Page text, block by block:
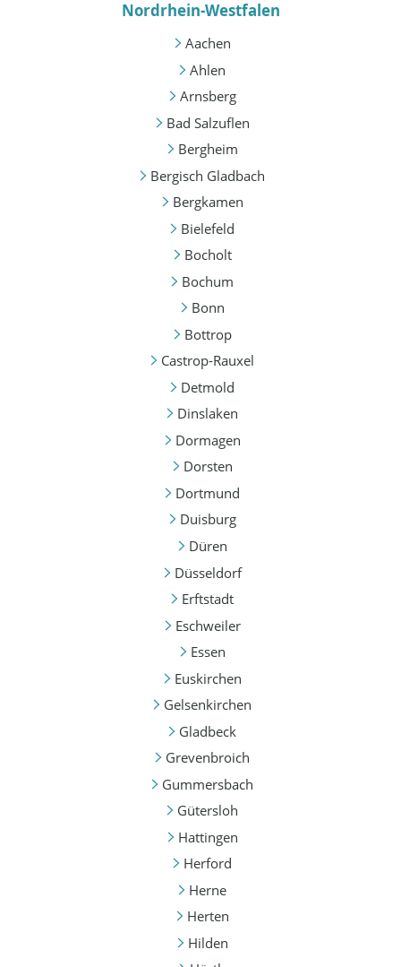
Nordrhein-Westfalen
Aachen
Ahlen
Arnsberg
Bad Salzuflen
Bergheim
Bergisch Gladbach
Bergkamen
Bielefeld
Bocholt
Bochum
Bonn
Bottrop
Castrop-Rauxel
Detmold
Dinslaken
Dormagen
Dorsten
Dortmund
Duisburg
Düren
Düsseldorf
Erftstadt
Eschweiler
Essen
Euskirchen
Gelsenkirchen
Gladbeck
Grevenbroich
Gummersbach
Gütersloh
Hattingen
Herford
Herne
Herten
Hilden